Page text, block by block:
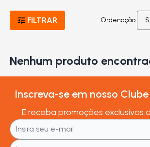
FILTRAR Ordenação:
Nenhum produto
Inscreva-se em nosso
E receba promoções exclusivas